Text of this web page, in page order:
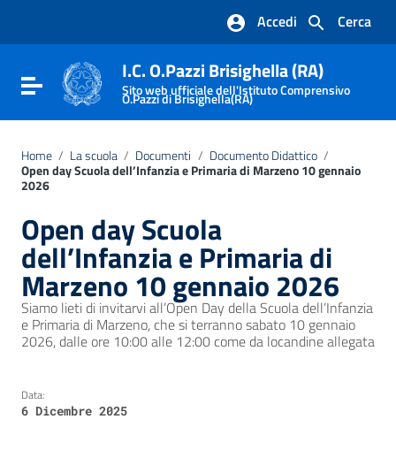
Vai al footer
Cerca
Accedi
Attiva / disattiva la navigazione
I.C. O.Pazzi Brisighella (RA)
Sito web ufficiale dell'Istituto Comprensivo
O.Pazzi di Brisighella(RA)
Home / La scuola / Documenti / Documento Didattico /
Open day Scuola dell’Infanzia e Primaria di Marzeno 10 gennaio
2026
Open day Scuola
dell’Infanzia e Primaria di
Marzeno 10 gennaio 2026
Siamo lieti di invitarvi all’Open Day della Scuola dell’Infanzia
e Primaria di Marzeno, che si terranno sabato 10 gennaio
2026, dalle ore 10:00 alle 12:00 come da locandine allegata
Data:
6 Dicembre 2025